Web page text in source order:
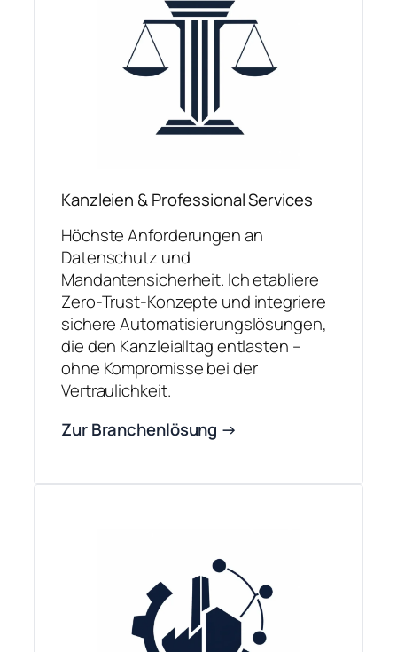
Kanzleien & Professional Services
Höchste Anforderungen an
Datenschutz und
Mandantensicherheit. Ich etabliere
Zero-Trust-Konzepte und integriere
sichere Automatisierungslösungen,
die den Kanzleialltag entlasten –
ohne Kompromisse bei der
Vertraulichkeit.
Zur Branchenlösung →